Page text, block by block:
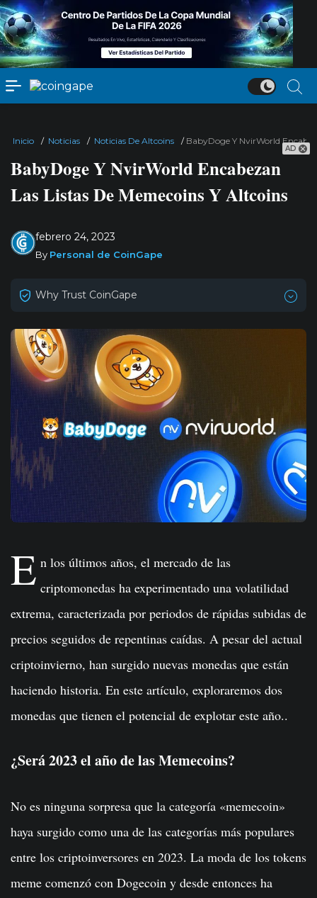
AD
Inicio / Noticias / Noticias De Altcoins / BabyDoge Y NvirWorld
BabyDoge Y NvirWorld Encabezan
Las Listas De Memecoins Y Altcoins
febrero 24, 2023
By Personal de CoinGape
Why Trust CoinGape
E n los últimos años, el mercado de las
criptomonedas ha experimentado una volatilidad
extrema, caracterizada por periodos de rápidas subidas de
precios seguidos de repentinas caídas. A pesar del actual
criptoinvierno, han surgido nuevas monedas que están
haciendo historia. En este artículo, exploraremos dos
monedas que tienen el potencial de explotar este año..
¿Será 2023 el año de las Memecoins?
No es ninguna sorpresa que la categoría «memecoin»
haya surgido como una de las categorías más populares
entre los criptoinversores en 2023. La moda de los tokens
meme comenzó con Dogecoin y desde entonces ha